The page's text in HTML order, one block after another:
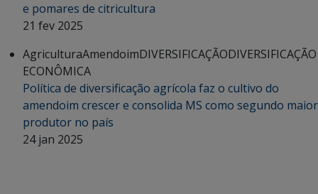
e pomares de citricultura
21 fev 2025
AgriculturaAmendoimDIVERSIFICAÇÃODIVERSIFICAÇÃO
ECONÔMICA
Política de diversificação agrícola faz o cultivo do
amendoim crescer e consolida MS como segundo maior
produtor no país
24 jan 2025